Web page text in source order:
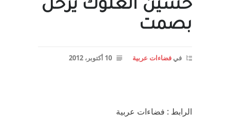
حسين العلوك يرحل
بصمت
في فضاءات عربية 10 أكتوبر، 2012
الرابط : فضاءات عربية